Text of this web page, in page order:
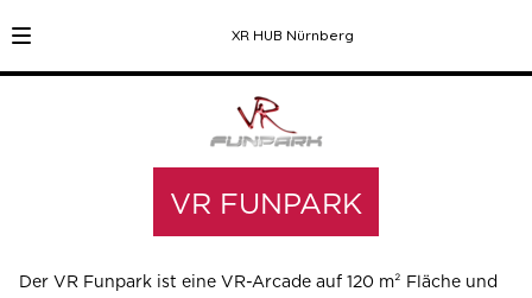
XR HUB Nürnberg
VR FUNPARK
Der VR Funpark ist eine VR-Arcade auf 120 m² Fläche und